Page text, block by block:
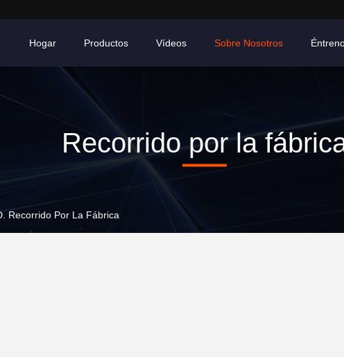
Hogar Productos Vídeos Sobre Nosotros
Recorrido por la
Recorrido Por La Fábrica